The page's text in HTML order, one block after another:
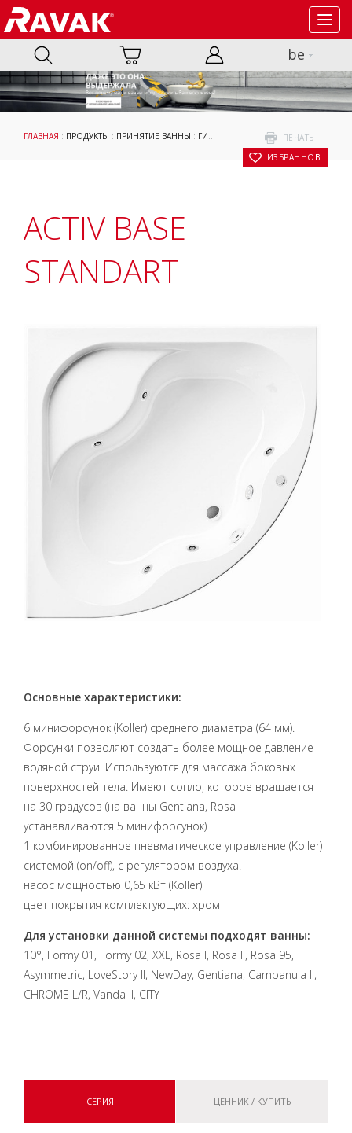
be
ПЕЧАТЬ
В ИЗБРАННОЕ
ГЛАВНАЯ : ПРОДУКТЫ : ПРИНЯТИЕ ВАННЫ : ГИДРОМАССАЖНЫЕ СИСТЕМЫ
ACTIV BASE
STANDART
Основные характеристики:
6 минифорсунок (Koller) среднего диаметра (64 мм).
Форсунки позволяют создать более мощное давление
водяной струи. Используются для массажа боковых
поверхностей тела. Имеют сопло, которое вращается
на 30 градусов (на ванны Gentiana, Rosa
устанавливаются 5 минифорсунок)
1 комбинированное пневматическое управление (Koller)
системой (on/off), с регулятором воздуха.
насос мощностью 0,65 кВт (Koller)
цвет покрытия комплектующих: хром
Для установки данной системы подходят ванны:
10°, Formy 01, Formy 02, XXL, Rosa I, Rosa II, Rosa 95,
Asymmetric, LoveStory II, NewDay, Gentiana, Campanula II,
CHROME L/R, Vanda II, CITY
СЕРИЯ ЦЕННИК / КУПИТЬ